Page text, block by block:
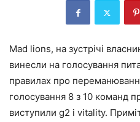
Mad lions, на зустрічі
винесли на голосування
правилах про
голосування 8 з 10 команд
виступили g2 і vitality.